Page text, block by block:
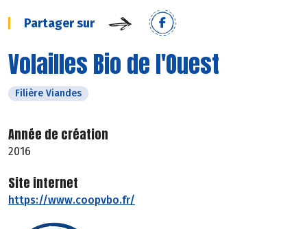
Partager sur
Volailles Bio de l'Ouest
Filière Viandes
Année de création
2016
Site internet
https://www.coopvbo.fr/